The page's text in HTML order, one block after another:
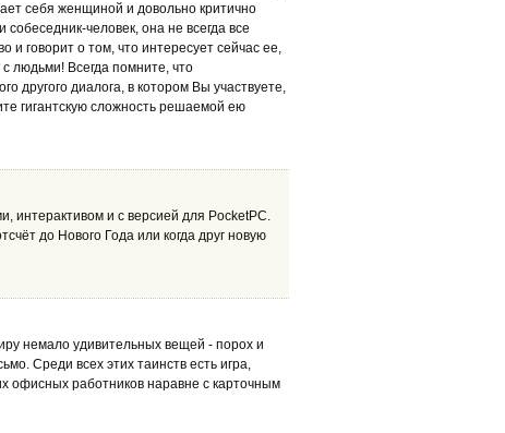
себя женщиной и довольно критично
человек, она не всегда все
и говорит о том, что интересует сейчас ее,
людьми! Всегда помните, что
другого диалога, в котором Вы участвуете,
гигантскую сложность решаемой ею
интерактивом и с версией для PocketPC.
до Нового Года или когда друг новую
немало удивительных вещей - порох и
Среди всех этих таинств есть игра,
офисных работников наравне с карточным